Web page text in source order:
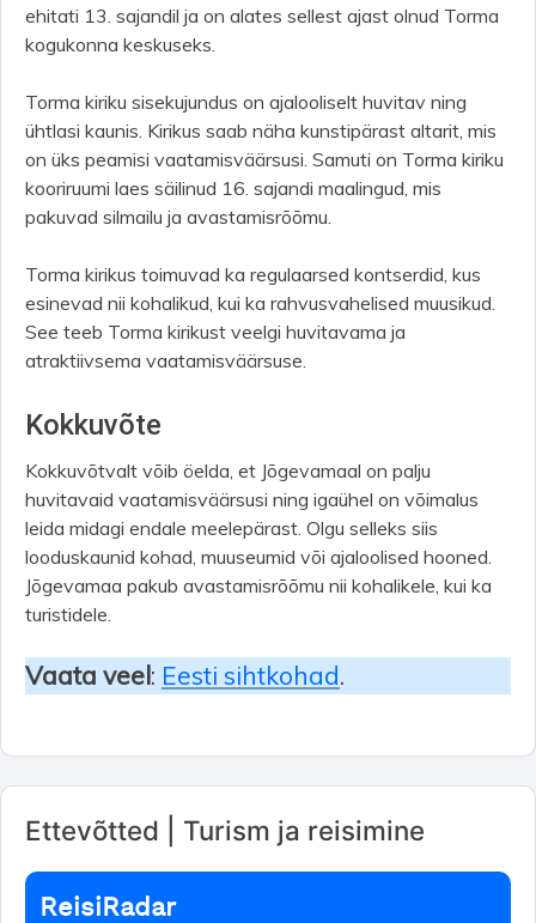
ehitati 13. sajandil ja on alates sellest ajast olnud Torma
kogukonna keskuseks.
Torma kiriku sisekujundus on ajalooliselt huvitav ning
ühtlasi kaunis. Kirikus saab näha kunstipärast altarit, mis
on üks peamisi vaatamisväärsusi. Samuti on Torma kiriku
kooriruumi laes säilinud 16. sajandi maalingud, mis
pakuvad silmailu ja avastamisrõõmu.
Torma kirikus toimuvad ka regulaarsed kontserdid, kus
esinevad nii kohalikud, kui ka rahvusvahelised muusikud.
See teeb Torma kirikust veelgi huvitavama ja
atraktiivsema vaatamisväärsuse.
Kokkuvõte
Kokkuvõtvalt võib öelda, et Jõgevamaal on palju
huvitavaid vaatamisväärsusi ning igaühel on võimalus
leida midagi endale meelepärast. Olgu selleks siis
looduskaunid kohad, muuseumid või ajaloolised hooned.
Jõgevamaa pakub avastamisrõõmu nii kohalikele, kui ka
turistidele.
Vaata veel: Eesti sihtkohad.
Ettevõtted | Turism ja reisimine
ReisiRadar